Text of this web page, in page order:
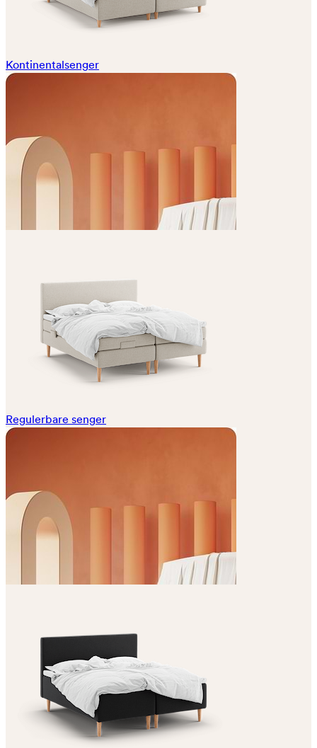
Kontinentalsenger
Regulerbare senger